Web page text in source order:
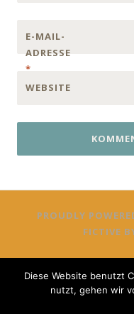
E-MAIL-
ADRESSE
*
WEBSITE
PROUDLY
FICTIVE
Diese Website benutzt
nutzt, gehen wir